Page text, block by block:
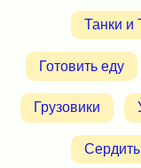
Танки и
Готовить еду
Грузовики